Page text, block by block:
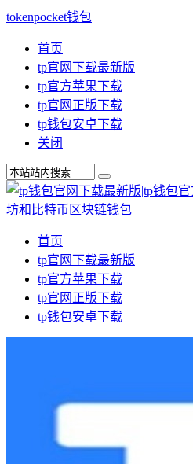
tokenpocket钱包
首页
tp官网下载最新版
tp官方苹果下载
tp官网正版下载
tp钱包安卓下载
关闭
首页
tp官网下载最新版
tp官方苹果下载
tp官网正版下载
tp钱包安卓下载